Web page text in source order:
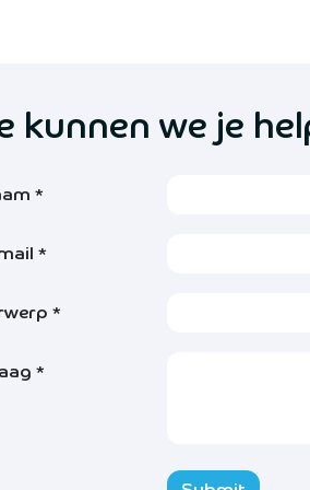
kunnen we je
*
*
*
*